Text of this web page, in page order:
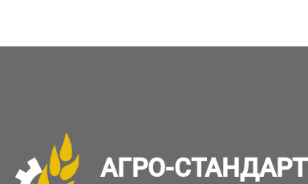
АГРО-СТАНДАРТ